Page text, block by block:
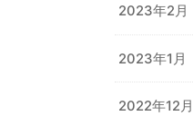
2023年2月
2023年1月
2022年12月